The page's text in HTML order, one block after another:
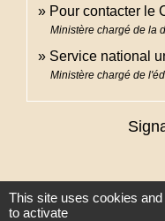
Pour contacter le
Ministère chargé de la
Service national
Ministère chargé de
This site uses cookies
to activate